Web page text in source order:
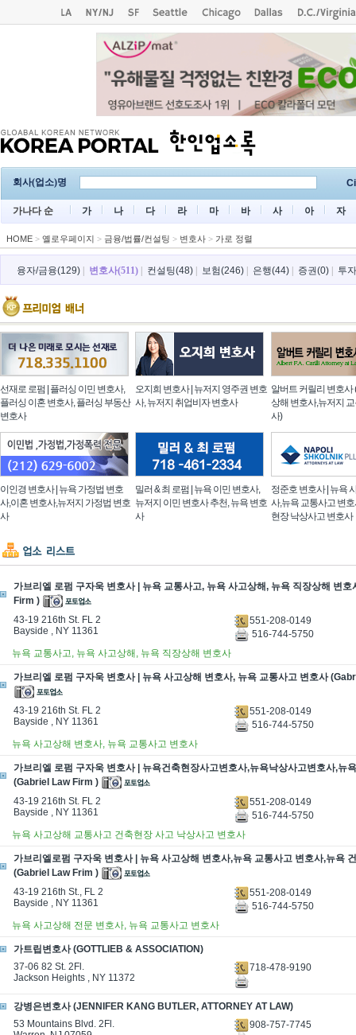
회사(업소)명
가나다 순 가 나 다 라 마 바 사 아 자
HOME > 옐로우페이지 > 금융/법률/컨설팅 > 변호사 > 가로 정렬
융자/금융(129) 변호사(511) 컨설팅(48) 보험(246) 은행(44) 증권(0) 투
선재로 로펌 | 플러싱 이민 변호사,
플러싱 이혼 변호사, 플러싱 부동산
변호사
오지희 변호사 | 뉴저지 영주권 변호
사, 뉴저지 취업비자 변호사
알버트 커릴리 변호사
상해 변호사,뉴저지
사)
이인경 변호사 | 뉴욕 가정법 변호
사,이혼 변호사,뉴저지 가정법 변호
사
밀러 & 최 로펌 | 뉴욕 이민 변호사,
뉴저지 이민 변호사 추천, 뉴욕 변호
사
정준호 변호사 | 뉴욕
사,뉴욕 교통사고 변
현장 낙상사고 변호사
가브리엘 로펌 구자욱 변호사 | 뉴욕 교통사고, 뉴욕 사고상해, 뉴욕 직장상해 변
Firm )
43-19 216th St. FL 2
Bayside , NY 11361
551-208-0149
516-744-5750
뉴욕 교통사고, 뉴욕 사고상해, 뉴욕 직장상해 변호사
가브리엘 로펌 구자욱 변호사 | 뉴욕 사고상해 변호사, 뉴욕 교통사고 변호사
43-19 216th St. FL 2
Bayside , NY 11361
551-208-0149
516-744-5750
뉴욕 사고상해 변호사, 뉴욕 교통사고 변호사
가브리엘 로펌 구자욱 변호사 | 뉴욕건축현장사고변호사,뉴욕낙상사고변호사,뉴
(Gabriel Law Firm )
43-19 216th St. FL 2
Bayside , NY 11361
551-208-0149
516-744-5750
뉴욕 사고상해 교통사고 건축현장 사고 낙상사고 변호사
가브리엘로펌 구자욱 변호사 | 뉴욕 사고상해 변호사,뉴욕 교통사고 변호사,뉴욕
(Gabriel Law Frim )
43-19 216th St., FL 2
Bayside , NY 11361
551-208-0149
516-744-5750
뉴욕 사고상해 전문 변호사, 뉴욕 교통사고 변호사
가트립변호사 (GOTTLIEB & ASSOCIATION)
37-06 82 St. 2Fl.
Jackson Heights , NY 11372
718-478-9190
강병은변호사 (JENNIFER KANG BUTLER, ATTORNEY AT LAW)
53 Mountains Blvd. 2Fl.
908-757-7745